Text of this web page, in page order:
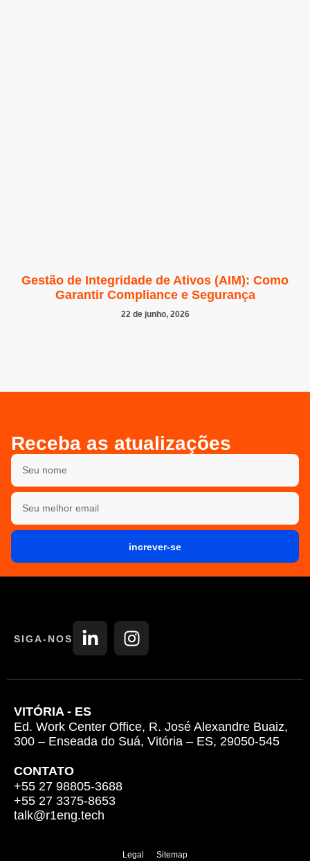
Gestão de Integridade de Ativos (AIM): Como
Garantir Compliance e Segurança
22 de junho, 2026
Receba as atualizações
increver-se
SIGA-NOS
VITÓRIA - ES
Ed. Work Center Office, R. José Alexandre Buaiz,
300 – Enseada do Suá, Vitória – ES, 29050-545
CONTATO
+55 27 98805-3688
+55 27 3375-8653
talk@r1eng.tech
Legal Sitemap